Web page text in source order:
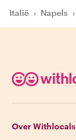
Italië › Napels ›
Over Withlocals